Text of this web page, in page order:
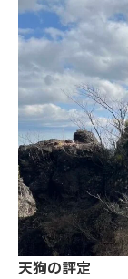
天狗の評定